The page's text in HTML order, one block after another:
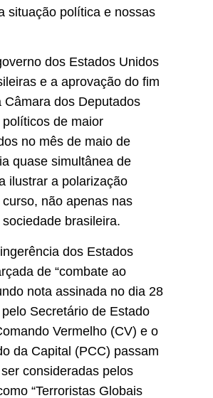
situação política e nossas
dos Estados Unidos
e a aprovação do fim
dos Deputados
de maior
no mês de maio de
quase simultânea de
ilustrar a polarização
não apenas nas
brasileira.
dos Estados
de “combate ao
nota assinada no dia 28
Secretário de Estado
Vermelho (CV) e o
da Capital (PCC) passam
consideradas pelos
“Terroristas Globais